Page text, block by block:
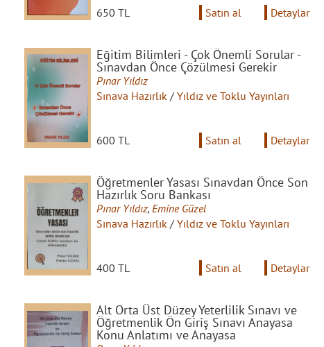
650 TL Satın al Detaylar
Eğitim Bilimleri - Çok Önemli Sorular -
Sınavdan Önce Çözülmesi Gerekir
Pınar Yıldız
Sınava Hazırlık / Yıldız ve Toklu Yayınları
600 TL Satın al Detaylar
Öğretmenler Yasası Sınavdan Önce Son
Hazırlık Soru Bankası
Pınar Yıldız, Emine Güzel
Sınava Hazırlık / Yıldız ve Toklu Yayınları
400 TL Satın al Detaylar
Alt Orta Üst Düzey Yeterlilik Sınavı ve
Öğretmenlik Ön Giriş Sınavı Anayasa
Konu Anlatımı ve Anayasa